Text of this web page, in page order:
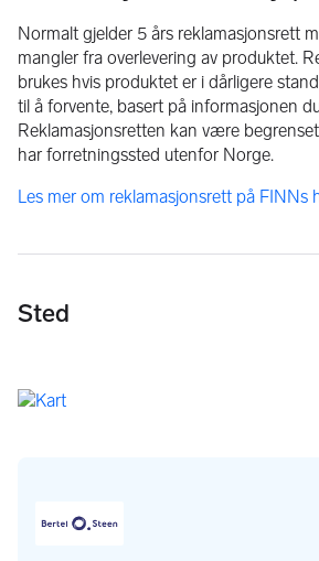
kontakt med forhandler.
Eller trykk på send melding øverst i finn
uformell henvendelse.
Våre åpningstider:
Mandag, tirsdag, onsdag og fredag:
Torsdag: 08.30.-19.00
Lørdag: 10.00 - 14.00
O. Steen Lier
og Telia, har besluttet å stenge 2G
styring og andre tilkoblede funksjoner.
Normalt gjelder 5 års reklamasjonsrett
mangler fra overlevering av produktet.
brukes hvis produktet er i dårligere
til å forvente, basert på informasjonen
Reklamasjonsretten kan være
har forretningssted utenfor Norge.
Les mer om reklamasjonsrett på FINNs
Sted